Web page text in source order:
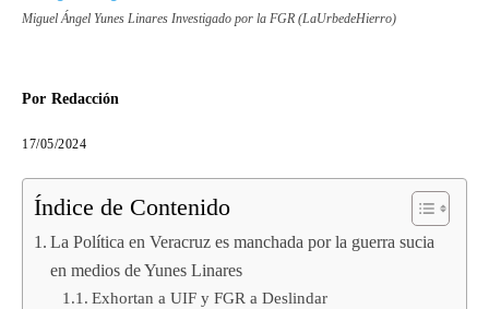
Miguel Ángel Yunes Linares Investigado por la FGR (LaUrbedeHierro)
Por Redacción
17/05/2024
Índice de Contenido
La Política en Veracruz es manchada por la guerra sucia
en medios de Yunes Linares
Exhortan a UIF y FGR a Deslindar